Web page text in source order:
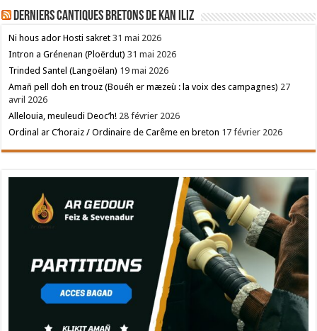
Derniers cantiques bretons de Kan Iliz
Ni hous ador Hosti sakret 31 mai 2026
Intron a Grénenan (Ploërdut) 31 mai 2026
Trinded Santel (Langoëlan) 19 mai 2026
Amañ pell doh en trouz (Bouéh er mæzeù : la voix des campagnes) 27
avril 2026
Allelouia, meuleudi Deoc’h! 28 février 2026
Ordinal ar C’horaiz / Ordinaire de Carême en breton 17 février 2026